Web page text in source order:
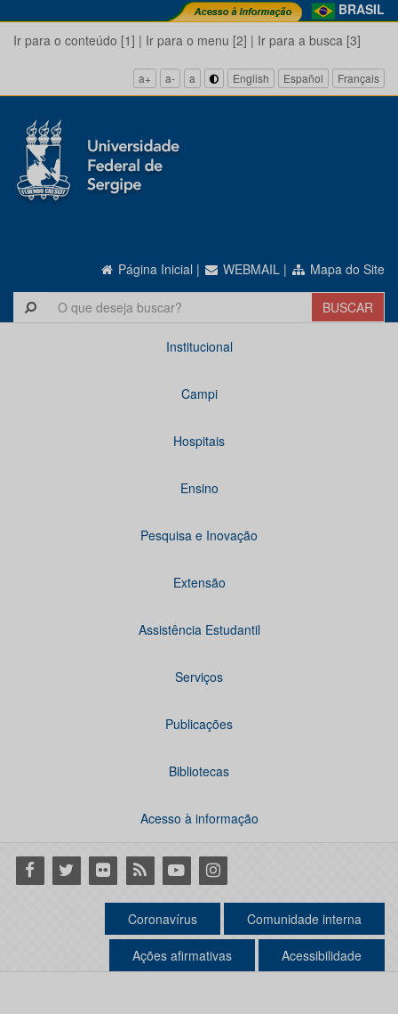
BRASIL
Ir para o conteúdo [1] | Ir para o menu [2] | Ir para a busca [3]
a+ a- a English Español Français
Página Inicial | WEBMAIL | Mapa do Site
Institucional
Campi
Hospitais
Ensino
Pesquisa e Inovação
Extensão
Assistência Estudantil
Serviços
Publicações
Bibliotecas
Acesso à informação
Facebook
Twitter Flickr RSS YoutubeInstagram
Coronavírus Comunidade interna
Ações afirmativas Acessibilidade